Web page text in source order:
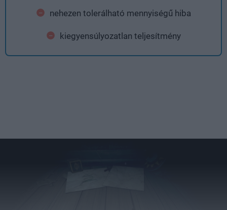
nehezen tolerálható mennyiségű hiba
kiegyensúlyozatlan teljesítmény